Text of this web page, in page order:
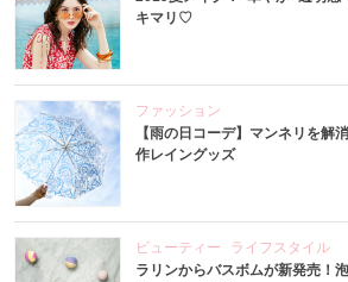
キマリ♡
ファッション
【雨の日コーデ】マンネリを
作レイングッズ
ビューティー
ライフスタイル
ラリンからバスボムが新発売！